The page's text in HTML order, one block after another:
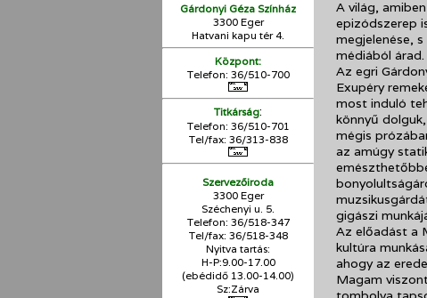
Gárdonyi Géza Színház
3300 Eger
Hatvani kapu tér 4.
Központ:
Telefon: 36/510-700
Titkárság:
Telefon: 36/510-701
Tel/fax: 36/313-838
Szervezőiroda
3300 Eger
Széchenyi u. 5.
Telefon: 36/518-347
Tel/fax: 36/518-348
Nyitva tartás:
H-P:9.00-17.00
(ebédidő 13.00-14.00)
Sz:Zárva
A világ,
epizódszerep
megjelenése,
médiából árad.
Az egri
Exupéry
most induló
könnyű
mégis
az amúgy
gigászi
Az előadást a
kultúra
ahogy az
Magam